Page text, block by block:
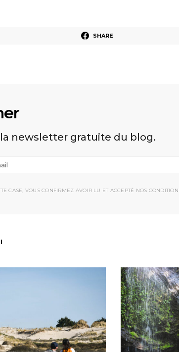
SHARE
la newsletter gratuite du blog.
CASE, VOUS CONFIRMEZ AVOIR LU ET ACCEPTÉ NOS